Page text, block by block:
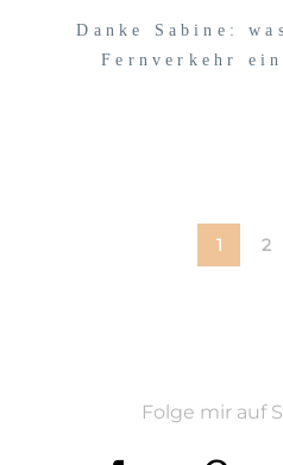
Danke Sabine:
Fernverkehr
1 2
Folge mir auf